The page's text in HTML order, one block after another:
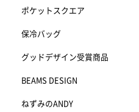
ポケットスクエア
保冷バッグ
グッドデザイン受賞商品
BEAMS DESIGN
ねずみのANDY